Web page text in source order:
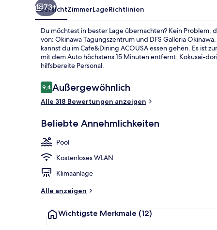
73+
ÜbersichtZimmerLageRichtlinien
Du möchtest in bester Lage übernachten? Kein Problem,
von: Okinawa Tagungszentrum und DFS Galleria
kannst du im Cafe&Dining ACOUSA essen gehen. Es ist
mit dem Auto höchstens 15 Minuten entfernt: Kokusai-
hilfsbereite Personal.
Bewertungen
9,49,4 von 10.
Außergewöhnlich
Alle 318 Bewertungen anzeigen
Beliebte Annehmlichkeiten
Pool
Kostenloses WLAN
Klimaanlage
Alle anzeigen
Wichtigste Merkmale (12)